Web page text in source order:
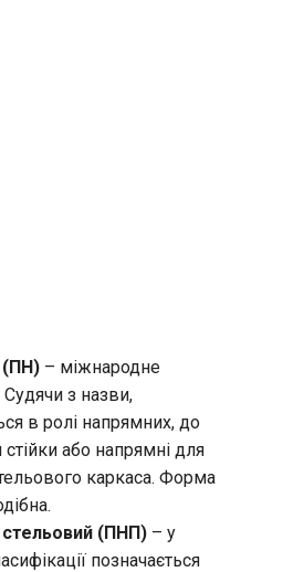
(ПН) – міжнародне
Судячи з назви,
в ролі напрямних, до
стійки або напрямні для
каркаса. Форма
(ПНП) – у
позначається